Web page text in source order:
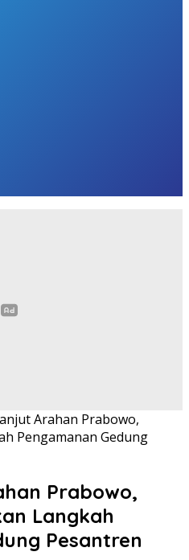
Arahan Prabowo,
Pengamanan Gedung
Prabowo,
Langkah
Pesantren